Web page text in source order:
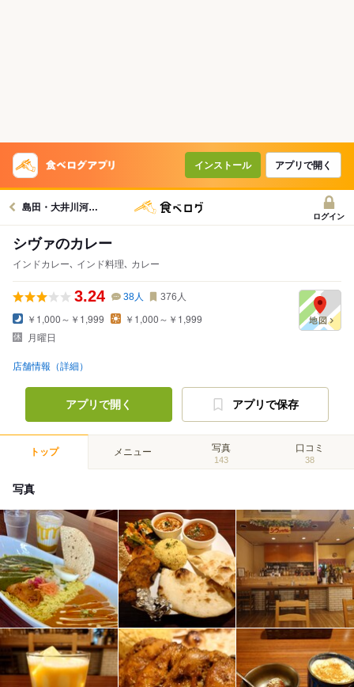
インストール アプリで開く
島田・大井川河口グルメへ
ログイン
シヴァのカレー
インドカレー､ インド料理､ カレー
3.24 38人 376 人
￥1,000～￥1,999
￥1,000～￥1,999
月曜日
店舗情報（詳細）
アプリで開く アプリで保存
トップ メニュー 写真
143
口コミ
38
写真